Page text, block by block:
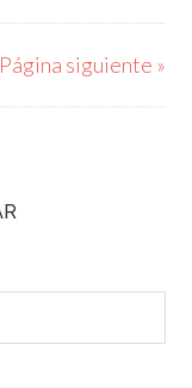
Página siguiente »